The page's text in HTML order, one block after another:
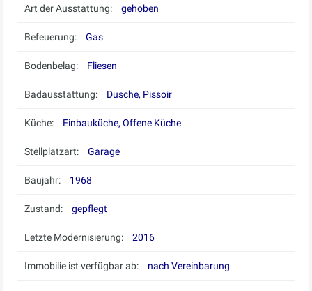
Art der Ausstattung: gehoben
Befeuerung: Gas
Bodenbelag: Fliesen
Badausstattung: Dusche, Pissoir
Küche: Einbauküche, Offene Küche
Stellplatzart: Garage
Baujahr: 1968
Zustand: gepflegt
Letzte Modernisierung: 2016
Immobilie ist verfügbar ab: nach Vereinbarung